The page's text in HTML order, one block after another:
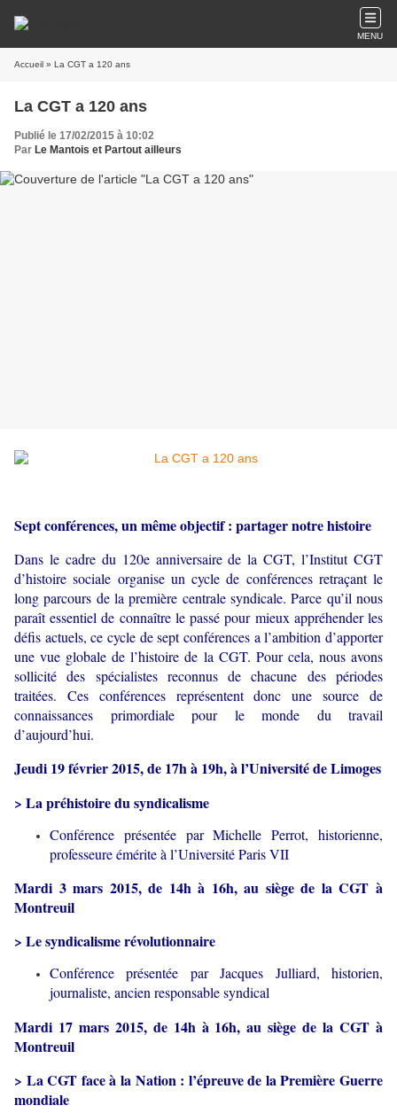
MENU
Accueil » La CGT a 120 ans
La CGT a 120 ans
Publié le 17/02/2015 à 10:02
Par Le Mantois et Partout ailleurs
Sept conférences, un même objectif : partager notre histoire
Dans le cadre du 120e anniversaire de la CGT, l’Institut CGT
d’histoire sociale organise un cycle de conférences retraçant le
long parcours de la première centrale syndicale. Parce qu’il nous
paraît essentiel de connaître le passé pour mieux appréhender les
défis actuels, ce cycle de sept conférences a l’ambition d’apporter
une vue globale de l’histoire de la CGT. Pour cela, nous avons
sollicité des spécialistes reconnus de chacune des périodes
traitées. Ces conférences représentent donc une source de
connaissances primordiale pour le monde du travail
d’aujourd’hui.
Jeudi 19 février 2015, de 17h à 19h, à l’Université de Limoges
> La préhistoire du syndicalisme
Conférence présentée par Michelle Perrot, historienne,
professeure émérite à l’Université Paris VII
Mardi 3 mars 2015, de 14h à 16h, au siège de la CGT à
Montreuil
> Le syndicalisme révolutionnaire
Conférence présentée par Jacques Julliard, historien,
journaliste, ancien responsable syndical
Mardi 17 mars 2015, de 14h à 16h, au siège de la CGT à
Montreuil
> La CGT face à la Nation : l’épreuve de la Première Guerre
mondiale